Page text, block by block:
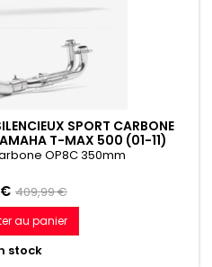
SPORT CARBONE
T-MAX 500 (01-11)
OP8C 350mm
Prix
de
référence
409,99 €
au panier
stock